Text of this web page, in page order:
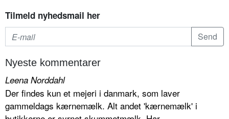
Tilmeld nyhedsmail her
Nyeste kommentarer
Leena Norddahl
Der findes kun et mejeri i danmark, som laver
gammeldags kærnemælk. Alt andet 'kærnemælk' i